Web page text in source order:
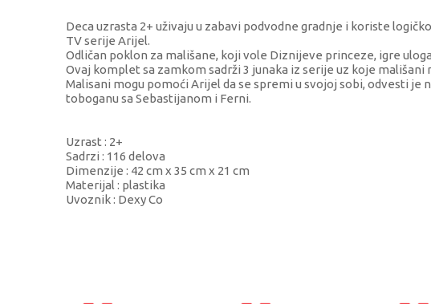
Deca uzrasta 2+ uživaju u zabavi podvodne gradnje i koriste
TV serije Arijel.
Odličan poklon za mališane, koji vole Diznijeve princeze, igre
Ovaj komplet sa zamkom sadrži 3 junaka iz serije uz koje mališani
Malisani mogu pomoći Arijel da se spremi u svojoj sobi, odvesti je
toboganu sa Sebastijanom i Ferni.
Uzrast : 2+
Sadrzi : 116 delova
Dimenzije : 42 cm x 35 cm x 21 cm
Materijal : plastika
Uvoznik : Dexy Co